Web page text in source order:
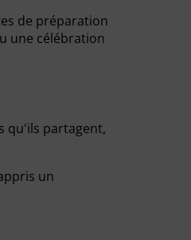
de préparation
une célébration
qu'ils partagent,
un